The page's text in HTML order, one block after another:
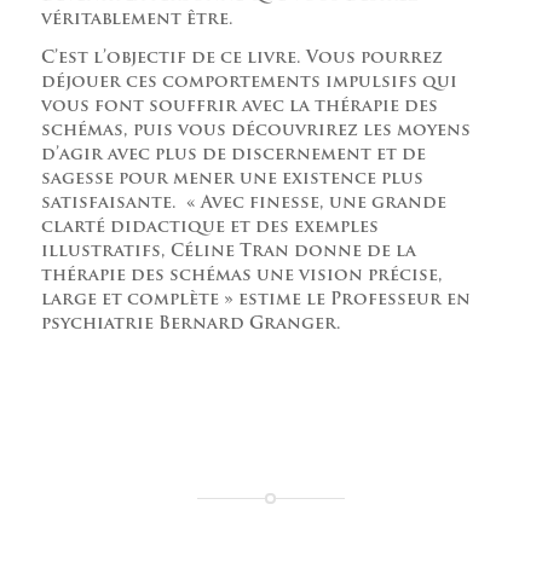
véritablement être.
C’est l’objectif de ce livre. Vous pourrez
déjouer ces comportements impulsifs qui
vous font souffrir avec la thérapie des
schémas, puis vous découvrirez les moyens
d’agir avec plus de discernement et de
sagesse pour mener une existence plus
satisfaisante. « Avec finesse, une grande
clarté didactique et des exemples
illustratifs, Céline Tran donne de la
thérapie des schémas une vision précise,
large et complète » estime le Professeur en
psychiatrie Bernard Granger.